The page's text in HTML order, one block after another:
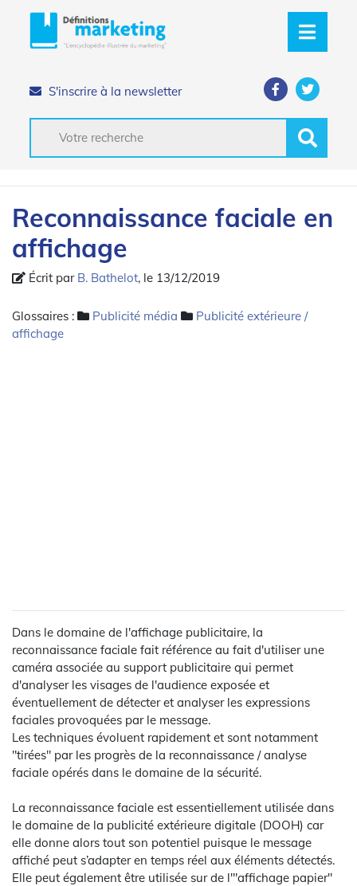
S'inscrire à la newsletter
Reconnaissance faciale en
affichage
Écrit par B. Bathelot, le 13/12/2019
Glossaires : Publicité média
Publicité extérieure /
affichage
Dans le domaine de l'affichage publicitaire, la
reconnaissance faciale fait référence au fait d'utiliser une
caméra associée au support publicitaire qui permet
d'analyser les visages de l'audience exposée et
éventuellement de détecter et analyser les expressions
faciales provoquées par le message.
Les techniques évoluent rapidement et sont notamment
"tirées" par les progrès de la reconnaissance / analyse
faciale opérés dans le domaine de la sécurité.
La reconnaissance faciale est essentiellement utilisée dans
le domaine de la publicité extérieure digitale (DOOH) car
elle donne alors tout son potentiel puisque le message
affiché peut s’adapter en temps réel aux éléments détectés.
Elle peut également être utilisée sur de l'"affichage papier"